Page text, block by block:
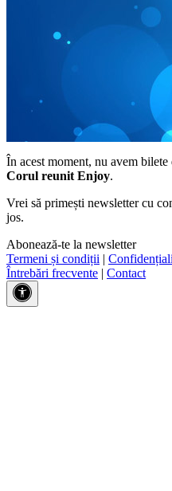
În acest moment, nu avem
Corul reunit Enjoy.
Vrei să primești newsletter cu
jos.
Abonează-te la newsletter
Termeni și condiții |
Întrebări frecvente | Contact